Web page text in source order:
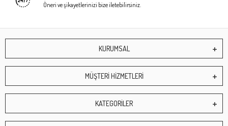
Öneri ve şikayetlerinizi bize iletebilirsiniz.
KURUMSAL
MÜŞTERİ HİZMETLERİ
KATEGORİLER